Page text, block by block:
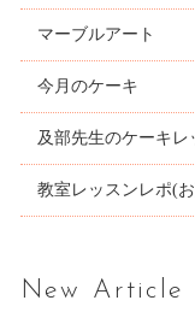
マーブルアート
今月のケーキ
及部先生のケーキレ
教室レッスンレポ(
New Article